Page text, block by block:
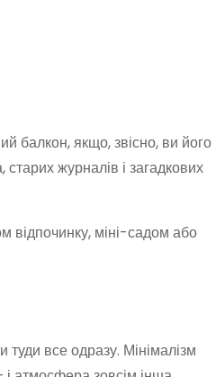
балкон, якщо, звісно, ви його
журналів і загадкових
відпочинку, міні-садом або
все одразу. Мінімалізм